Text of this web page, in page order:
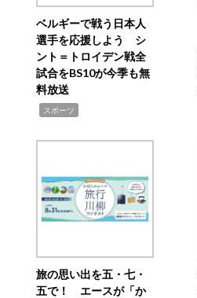
ベルギーで戦う日本人
選手を応援しよう シ
ント＝トロイデン戦全
試合をBS10が今季も無
料放送
スポーツ
旅の思い出を五・七・
五で！ エースが「か